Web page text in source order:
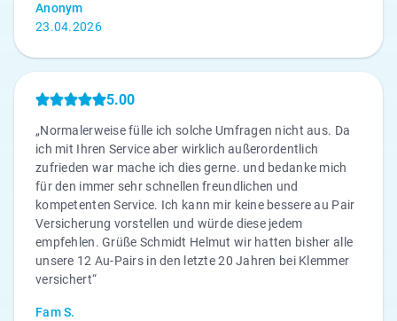
Anonym
23.04.2026
5.00
„Normalerweise fülle ich solche Umfragen nicht aus. Da
ich mit Ihren Service aber wirklich außerordentlich
zufrieden war mache ich dies gerne. und bedanke mich
für den immer sehr schnellen freundlichen und
kompetenten Service. Ich kann mir keine bessere au Pair
Versicherung vorstellen und würde diese jedem
empfehlen. Grüße Schmidt Helmut wir hatten bisher alle
unsere 12 Au-Pairs in den letzte 20 Jahren bei Klemmer
versichert“
Fam S.